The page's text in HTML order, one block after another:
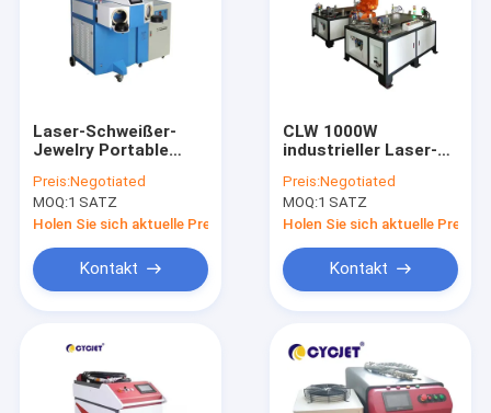
Laser-Schweißer-
Jewelry Portable
Industrie-Hand-
Faser-1000w
Preis:Negotiated
MOQ:1 SATZ
Holen Sie sich aktuelle Preis
Kontakt
CLW 1000W
industrieller Laser-
Automatic Fiber
Laser-Schweißer
Preis:Negotiated
MOQ:1 SATZ
Holen Sie sich aktuelle Preis
Kontakt